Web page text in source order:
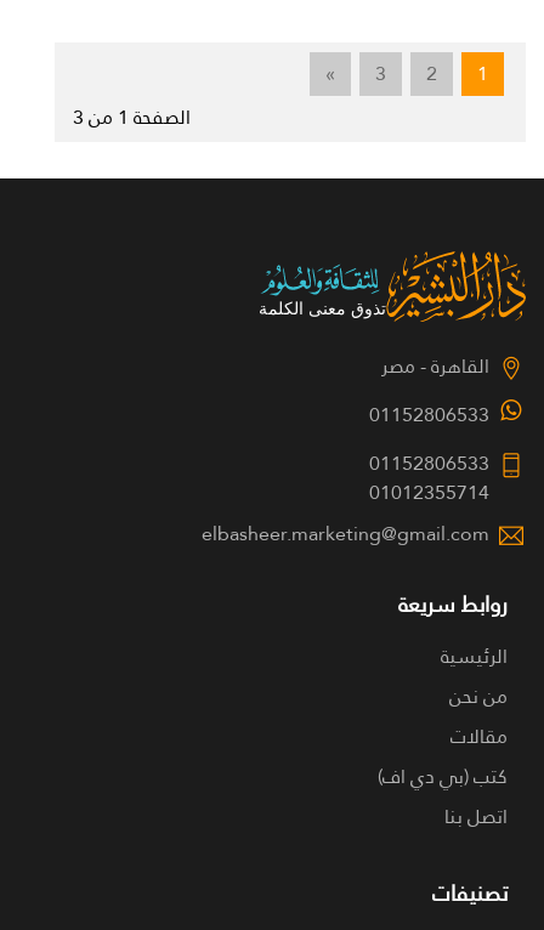
1
2
3
»
الصفحة 1 من 3
القاهرة - مصر
01152806533
01152806533
01012355714
elbasheer.marketing@gmail.com
روابط سريعة
الرئيسية
من نحن
مقالات
كتب (بي دي اف)
اتصل بنا
تصنيفات